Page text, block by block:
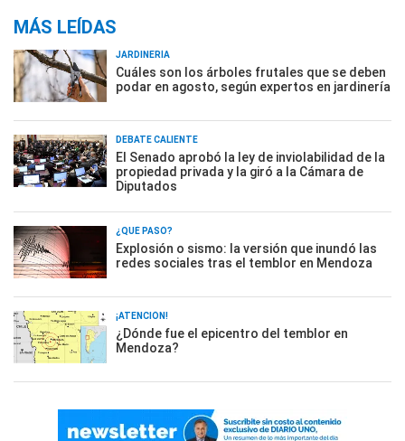
MÁS LEÍDAS
JARDINERÍA
Cuáles son los árboles frutales que se deben
podar en agosto, según expertos en jardinería
DEBATE CALIENTE
El Senado aprobó la ley de inviolabilidad de la
propiedad privada y la giró a la Cámara de
Diputados
¿QUÉ PASÓ?
Explosión o sismo: la versión que inundó las
redes sociales tras el temblor en Mendoza
¡ATENCIÓN!
¿Dónde fue el epicentro del temblor en
Mendoza?